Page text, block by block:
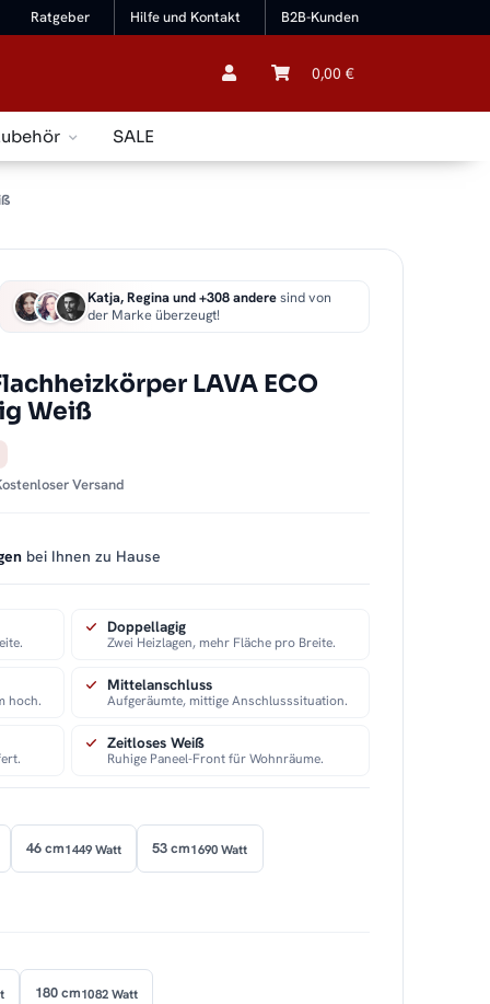
Ratgeber Hilfe und Kontakt B2B-Kunden
0,00 €
SALE
Katja, Regina und +308 anderesind von
der Marke überzeugt!
LAVA ECO
Weiß
Versand
bei Ihnen zu Hause
Doppellagig
Zwei Heizlagen, mehr Fläche pro Breite.
hoch.
Mittelanschluss
Aufgeräumte, mittige Anschlusssituation.
Zeitloses Weiß
Ruhige Paneel-Front für Wohnräume.
46 cm1449 Watt 53 cm1690 Watt
180 cm1082 Watt